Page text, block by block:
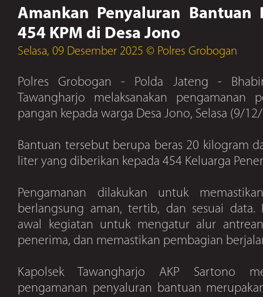
Amankan Penyaluran Bantuan
454 KPM di Desa Jono
Selasa, 09 Desember 2025 © Polres Grobogan
Polres Grobogan - Polda Jateng -
Tawangharjo melaksanakan pengamanan
pangan kepada warga Desa Jono, Selasa (9/
Bantuan tersebut berupa beras 20 kilogram
liter yang diberikan kepada 454 Keluarga
Pengamanan dilakukan untuk
berlangsung aman, tertib, dan sesuai data.
awal kegiatan untuk mengatur alur
penerima, dan memastikan pembagian
Kapolsek Tawangharjo AKP Sartono
pengamanan penyaluran bantuan